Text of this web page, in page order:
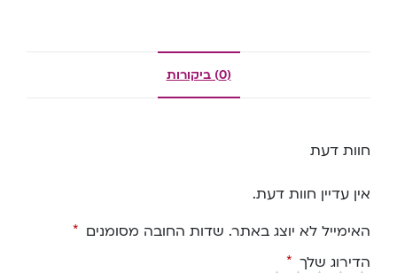
(0) ביקורות
חוות דעת
אין עדיין חוות דעת.
האימייל לא יוצג באתר. שדות החובה מסומנים *
הדירוג שלך *